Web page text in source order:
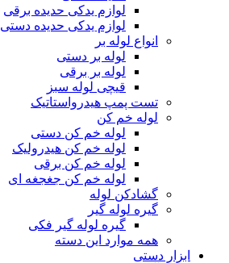
لوازم یدکی حدیده برقی
لوازم یدکی حدیده دستی
انواع لوله بر
لوله بر دستی
لوله بر برقی
قیچی لوله سبز
تست پمپ هیدرواستاتیک
لوله خم کن
لوله خم کن دستی
لوله خم کن هیدرولیک
لوله خم کن برقی
لوله خم کن جغجغه ای
گشادکن لوله
گیره لوله گیر
گیره لوله گیر فکی
همه موارد این دسته
ابزار دستی